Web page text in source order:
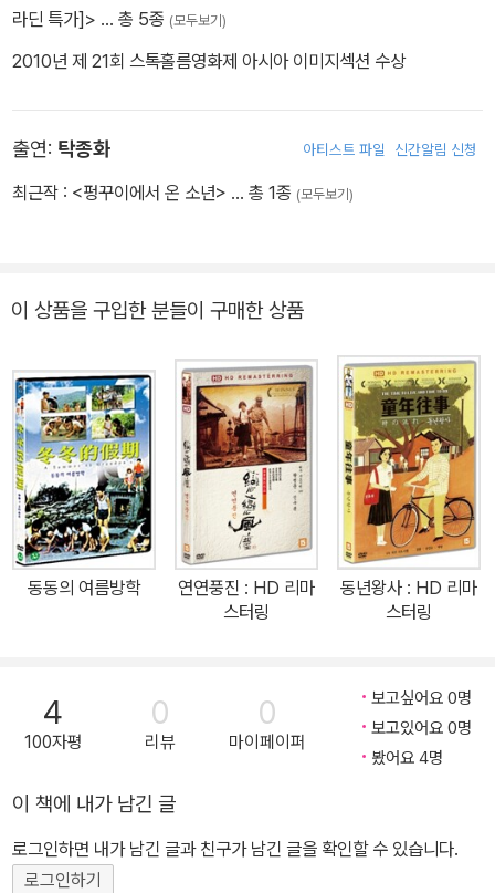
품은 아니었다. 1982년작 <강가에 푸르른 들>(1982)에서부터 후
년작 <샌드위치 맨>은 대만의 성장후에 남겨진 소외의 문제를 보여
준다. 대만인들은 <샌드위치 맨>을 보며 사회에 대해 진지하게 성찰
할 수 있었고, 이 영화는 <광음적 고사>와 더불어 대만 뉴웨이브 영
<펭쿠이에서 온 소년 風櫃來的人>(1983), <동동의 여름방학 冬
개인에게 어떤 영향을 미쳤는가를 보여준다. '소년기 4부작'이 대만
인의 성장을 다룬 것이라면 이어 만든 '대만 역사 3부작'은 과거로 돌
아가 현재를 성찰하는 영화이다. <비정성시>(1989)는 1945년 해
방기에서 1949년 국민당이 통치하기까지의 가족의 경험을, <희몽인
생 戱夢人生>(1993)에서는 일본이 대만을 통치하기 시작한 1895
년부터 1945년까지를 리티엔루[李天綠]라는 인형놀이 조종사의
목소리를 통해 보여준다. 3부작의 마지막 작품인 <호남호녀 好男好
女>(1995)는 영화의 주인공인 량징의 현재와 과거, 영화적인 허구
와 현실을 흑백과 칼라 화면 속에 대비시키며 대만의 과거와 현재에
대해 말한다. 1996년에 만든 <남국재견, 남국>(1996)은 전작들과
부모 세대는 중국 본토에서 건너와 대만에 적응하면서 상실감을 느끼
지만, 이주민 2세대는 정체성의 혼란을 경험한다. <남국재견, 남국>
은 급속하게 근대화가 진행되면서 대만과 중국 본토와의 동질성이 점
현재 대만의 모습을 보여주고 있다. 1998년 후 샤오시엔은 느린 카
메라의 움직임과 최면적인 분위기를 느끼게 하는 <해상화>로 그의
예술적 역량이 정점에 도달했음을 보여주었다.
라딘 특가]> … 총 5종 (모두보기)
2010년 제 21회 스톡홀름영화제 아시아 이미지섹션 수상
출연: 탁종화 아티스트 파일 신간알림 신청
최근작 : <펑꾸이에서 온 소년> … 총 1종 (모두보기)
이 상품을 구입한 분들이 구매한 상품
동동의 여름방학
연연풍진 : HD 리마
스터링
동년왕사 : HD 리마
스터링
4
100자평
0
리뷰
0
마이페이퍼
보고싶어요 0명
보고있어요 0명
봤어요 4명
이 책에 내가 남긴 글
로그인하면 내가 남긴 글과 친구가 남긴 글을 확인할 수 있습니다.
로그인하기